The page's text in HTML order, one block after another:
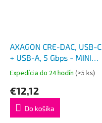
AXAGON CRE-DAC, USB-C
+ USB-A, 5 Gbps - MINI
čítačka kariet, 2-slot & lun
SD/microSD, podpora
UHS-I
Expedícia do 24 hodín (>5 ks)
€12,12
Do košíka